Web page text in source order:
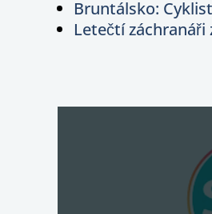
Bruntálsko:
Letečtí